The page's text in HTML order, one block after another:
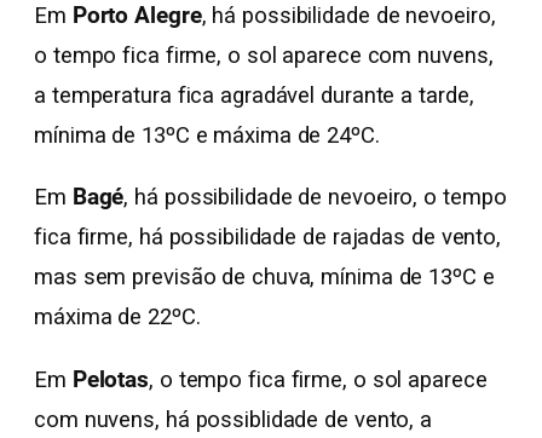
Em Porto Alegre, há possibilidade de nevoeiro,
o tempo fica firme, o sol aparece com nuvens,
a temperatura fica agradável durante a tarde,
mínima de 13ºC e máxima de 24ºC.
Em Bagé, há possibilidade de nevoeiro, o tempo
fica firme, há possibilidade de rajadas de vento,
mas sem previsão de chuva, mínima de 13ºC e
máxima de 22ºC.
Em Pelotas, o tempo fica firme, o sol aparece
com nuvens, há possiblidade de vento, a